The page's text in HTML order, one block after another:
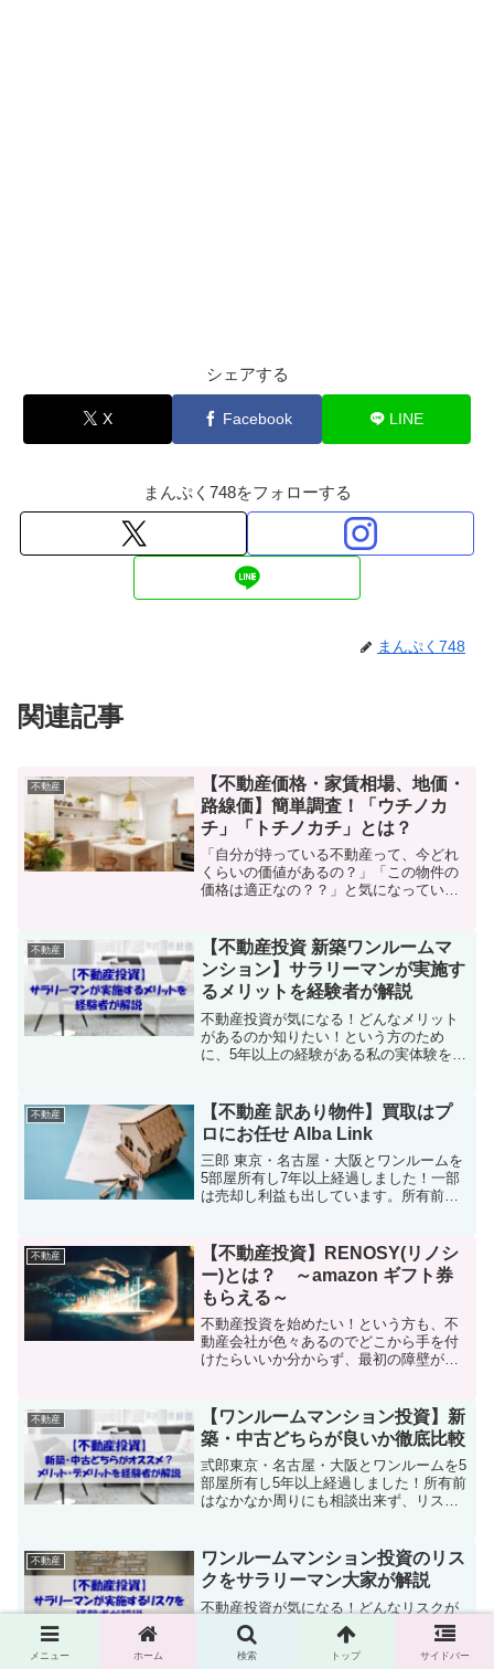
シェアする
X Facebook LINE
まんぷく748をフォローする
まんぷく748
関連記事
不動産
【不動産価格・家賃相場、地価・
路線価】簡単調査！「ウチノカ
チ」「トチノカチ」とは？
「自分が持っている不動産って、今どれ
くらいの価値があるの？」「この物件の
価格は適正なの？？」と気になっている
不動産
【不動産投資 新築ワンルームマ
ンション】サラリーマンが実施す
るメリットを経験者が解説
不動産投資が気になる！どんなメリット
があるのか知りたい！という方のため
に、5年以上の経験がある私の実体験を元
正しい判断ができるためのきっかけにな
ればと思います。
不動産
【不動産 訳あり物件】買取はプ
ロにお任せ Alba Link
三郎 東京・名古屋・大阪とワンルームを
5部屋所有し7年以上経過しました！一部
は売却し利益も出しています。所有前は
く、むしろメリットが多く非常に前向き
に取り組めています。...
不動産
【不動産投資】RENOSY(リノシ
ー)とは？ ～amazon ギフト券
もらえる～
不動産投資を始めたい！という方も、不
動産会社が色々あるのでどこから手を付
けたらいいか分からず、最初の障壁が高
ではRENOSY(リノシー)について取り上
げます！ 現在は1...
不動産
【ワンルームマンション投資】新
築・中古どちらが良いか徹底比較
弎郎東京・名古屋・大阪とワンルームを5
部屋所有し5年以上経過しました！所有前
はなかなか周りにも相談出来ず、リスク
後悔は全くありません！このブログでは
その内容をお伝えして...
不動産
ワンルームマンション投資のリス
クをサラリーマン大家が解説
不動産投資が気になる！どんなリスクが
あるのか知りたい！という方のために、5
年以上の経験がある私の実体験を元にま
とめました。リスクイメージ先行のジャ
メニュー ホーム 検索 トップ サイドバー